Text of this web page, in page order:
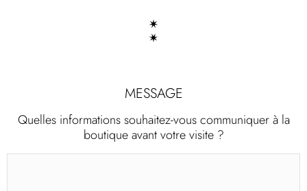
MESSAGE
Quelles informations souhaitez-vous communiquer à la
boutique avant votre visite ?